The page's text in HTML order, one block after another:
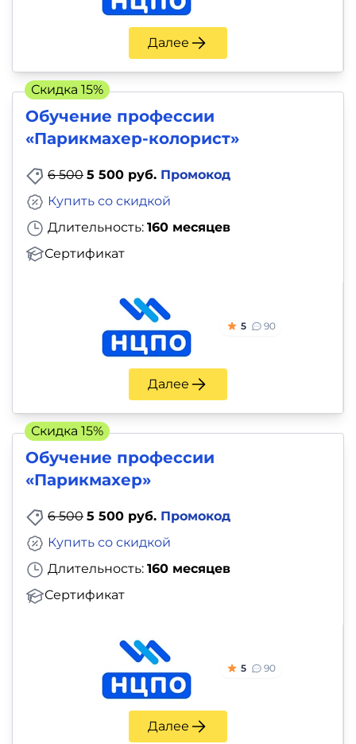
Далее
Обучение профессии
«Парикмахер-колорист»
6 500 5 500 руб. Промокод
Длительность: 160 месяцев
Сертификат
Купить со скидкой
5 90
Далее
Скидка 15%
Обучение профессии
«Парикмахер»
6 500 5 500 руб. Промокод
Длительность: 160 месяцев
Сертификат
Купить со скидкой
5 90
Далее
Скидка 15%